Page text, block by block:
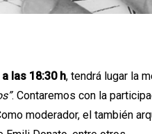
las 18:30 h, tendrá lugar la
. Contaremos con la
moderador, el también